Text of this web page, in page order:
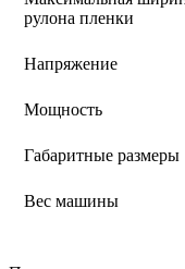
рулона пленки
Напряжение
Мощность
Габаритные размеры
Вес машины